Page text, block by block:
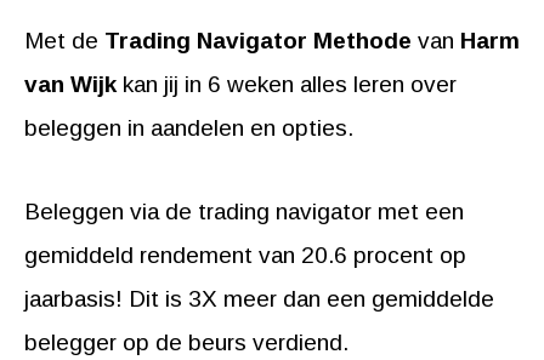
Met de Trading Navigator Methode van Harm
van Wijk kan jij in 6 weken alles leren over
beleggen in aandelen en opties.
Beleggen via de trading navigator met een
gemiddeld rendement van 20.6 procent op
jaarbasis! Dit is 3X meer dan een gemiddelde
belegger op de beurs verdiend.